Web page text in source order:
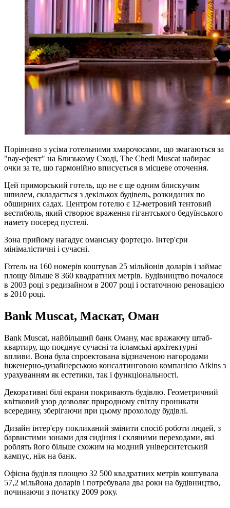
Порівняно з усіма готельними хмарочосами, що змагаються за
"вау-ефект" на Близькому Сході, The Chedi Muscat набирає
очки за те, що гармонійно вписується в місцеве оточення.
Цей приморський готель, що не є ще одним блискучим
шпилем, складається з декількох будівель, розкиданих по
обширних садах. Центром готелю є 12-метровий тентовий
вестибюль, який створює враження гігантського бедуїнського
намету посеред пустелі.
Зона прийому нагадує оманську фортецю. Інтер'єри
мінімалістичні і сучасні.
Готель на 160 номерів коштував 25 мільйонів доларів і займає
площу більше 8 360 квадратних метрів. Будівництво почалося
в 2003 році з редизайном в 2007 році і остаточною реновацією
в 2010 році.
Bank Muscat, Маскат, Оман
Bank Muscat, найбільший банк Оману, має вражаючу штаб-
квартиру, що поєднує сучасні та ісламські архітектурні
впливи. Вона була спроектована відзначеною нагородами
інженерно-дизайнерською консалтинговою компанією Atkins з
урахуванням як естетики, так і функціональності.
Декоративні білі екрани покривають будівлю. Геометричний
квітковий узор дозволяє природному світлу проникати
всередину, зберігаючи при цьому прохолоду будівлі.
Дизайн інтер'єру покликаний змінити спосіб роботи людей, з
барвистими зонами для сидіння і скляними переходами, які
роблять його більше схожим на модний університетський
кампус, ніж на банк.
Офісна будівля площею 32 500 квадратних метрів коштувала
57,2 мільйона доларів і потребувала два роки на будівництво,
починаючи з початку 2009 року.